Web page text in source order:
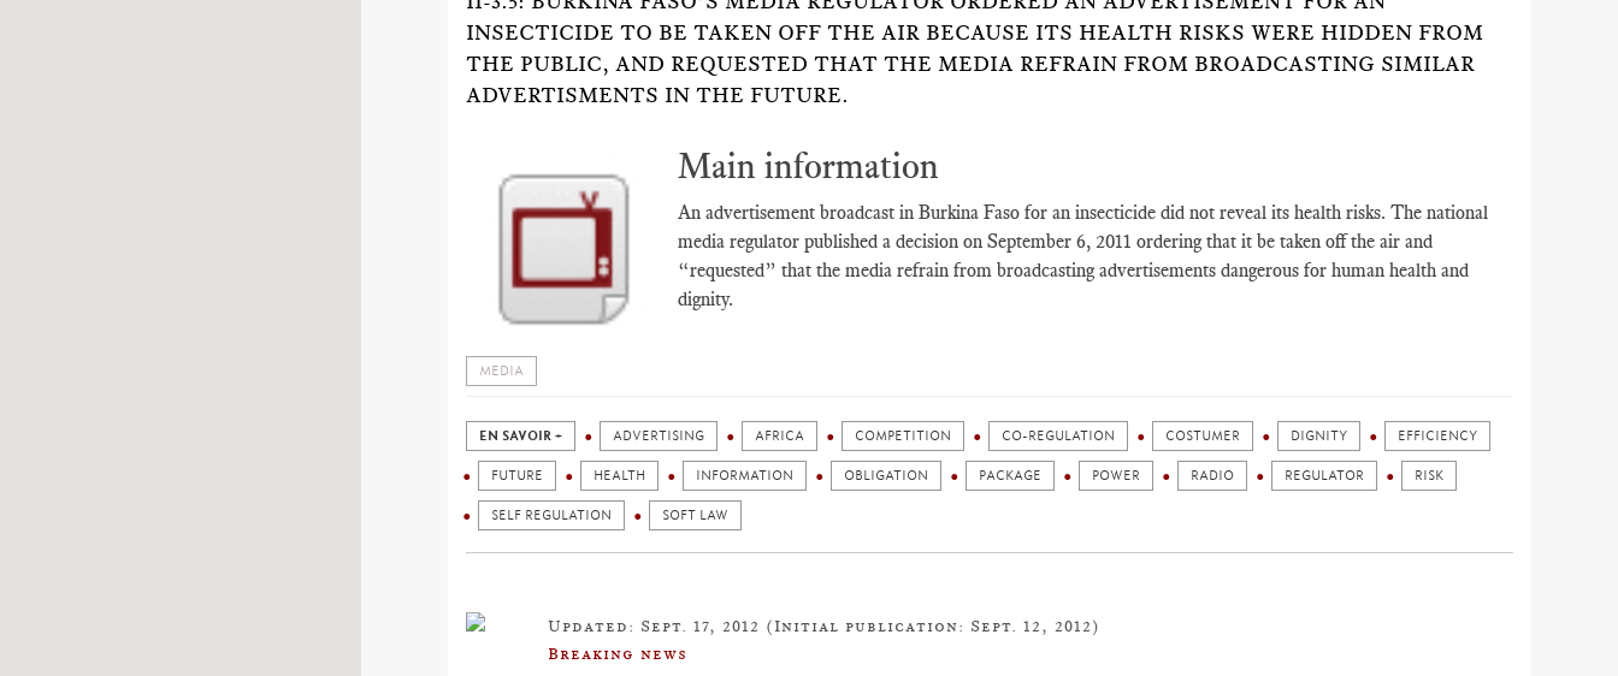
INSECTICIDE TO BE TAKEN OFF THE AIR BECAUSE ITS HEALTH RISKS WERE HIDDEN FROM
THE PUBLIC, AND REQUESTED THAT THE MEDIA REFRAIN FROM BROADCASTING SIMILAR
ADVERTISMENTS IN THE FUTURE.
Main information
An advertisement broadcast in Burkina Faso for an insecticide did not reveal its health risks. The national
media regulator published a decision on September 6, 2011 ordering that it be taken off the air and
“requested” that the media refrain from broadcasting advertisements dangerous for human health and
dignity.
MEDIA
EN SAVOIR + ADVERTISING AFRICA COMPETITION CO-REGULATION COSTUMER DIGNITY EFFICIENCY
FUTURE HEALTH INFORMATION OBLIGATION PACKAGE POWER RADIO REGULATOR RISK
SELF REGULATION SOFT LAW
Updated: Sept. 17, 2012 (Initial publication: Sept. 12, 2012)
Breaking news